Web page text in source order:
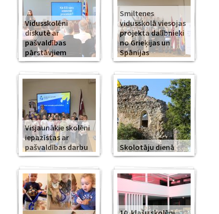
Vidusskolēni
diskutē ar
pašvaldības
pārstāvjiem
Smiltenes
vidusskolā viesojas
projekta dalībnieki
no Grieķijas un
Spānijas
Visjaunākie skolēni
iepazīstas ar
pašvaldības darbu
Skolotāju dienā